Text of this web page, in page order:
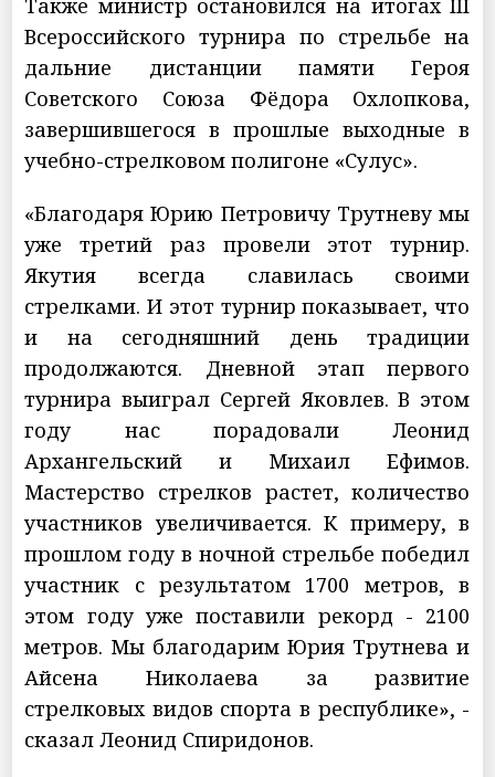
Также министр остановился на итогах III
Всероссийского турнира по стрельбе на
дальние дистанции памяти Героя
Советского Союза Фёдора Охлопкова,
завершившегося в прошлые выходные в
учебно-стрелковом полигоне «Сулус».
«Благодаря Юрию Петровичу Трутневу мы
уже третий раз провели этот турнир.
Якутия всегда славилась своими
стрелками. И этот турнир показывает, что
и на сегодняшний день традиции
продолжаются. Дневной этап первого
турнира выиграл Сергей Яковлев. В этом
году нас порадовали Леонид
Архангельский и Михаил Ефимов.
Мастерство стрелков растет, количество
участников увеличивается. К примеру, в
прошлом году в ночной стрельбе победил
участник с результатом 1700 метров, в
этом году уже поставили рекорд - 2100
метров. Мы благодарим Юрия Трутнева и
Айсена Николаева за развитие
стрелковых видов спорта в республике», -
сказал Леонид Спиридонов.